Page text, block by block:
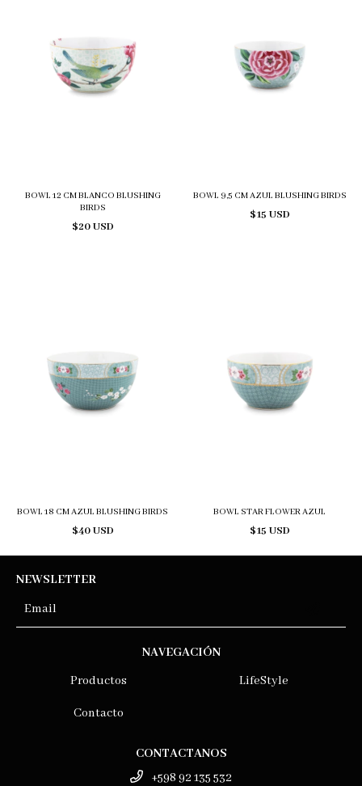
BOWL 12 CM BLANCO BLUSHING
BIRDS
$20 USD
BOWL 9,5 CM AZUL BLUSHING BIRDS
$15 USD
BOWL 18 CM AZUL BLUSHING BIRDS
$40 USD
BOWL STAR FLOWER AZUL
$15 USD
NEWSLETTER
NAVEGACIÓN
Productos
LifeStyle
Contacto
CONTACTANOS
+598 92 135 532